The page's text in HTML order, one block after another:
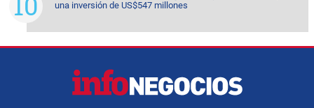
una inversión de US$547 millones